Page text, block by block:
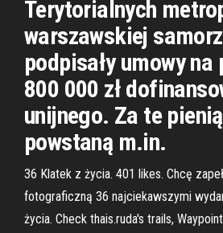
Terytorialnych
warszawskiej
podpisały umowy na
800 000 zł
unijnego. Za te
powstaną m.in.
36 Klatek z życia. 401 likes. Chcę
fotograficzną 36 najciekawszymi
życia. Check thais.ruda's trails,